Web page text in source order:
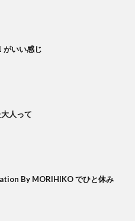
いい感じ
人って
By MORIHIKO でひと休み